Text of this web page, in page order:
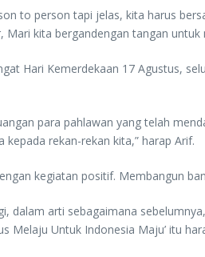
to person tapi jelas, kita harus
kita bergandengan tangan
Hari Kemerdekaan 17 Agustus,
para pahlawan yang telah
rekan-rekan kita,” harap Arif.
kegiatan positif. Membangun
dalam arti sebagaimana
Melaju Untuk Indonesia Maju’ itu